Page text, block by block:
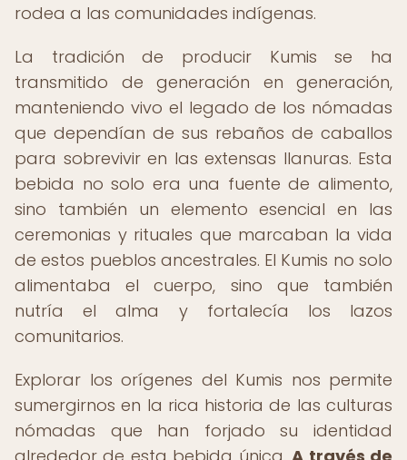
rodea a las comunidades indígenas.
La tradición de producir Kumis se ha
transmitido de generación en generación,
manteniendo vivo el legado de los nómadas
que dependían de sus rebaños de caballos
para sobrevivir en las extensas llanuras. Esta
bebida no solo era una fuente de alimento,
sino también un elemento esencial en las
ceremonias y rituales que marcaban la vida
de estos pueblos ancestrales. El Kumis no solo
alimentaba el cuerpo, sino que también
nutría el alma y fortalecía los lazos
comunitarios.
Explorar los orígenes del Kumis nos permite
sumergirnos en la rica historia de las culturas
nómadas que han forjado su identidad